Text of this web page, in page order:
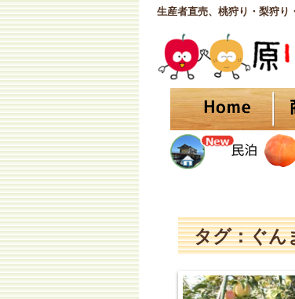
生産者直売、桃狩り・梨狩り
タグ：ぐん